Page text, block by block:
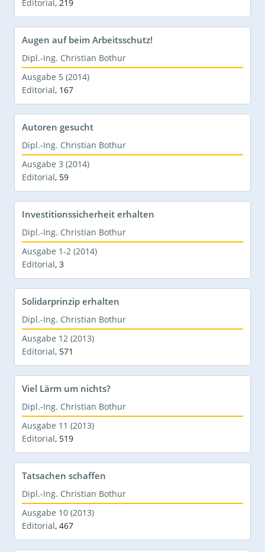
Editorial , 219
Augen auf beim Arbeitsschutz!
Dipl.-Ing. Christian Bothur
Ausgabe 5 (2014)
Editorial, 167
Autoren gesucht
Dipl.-Ing. Christian Bothur
Ausgabe 3 (2014)
Editorial, 59
Investitionssicherheit erhalten
Dipl.-Ing. Christian Bothur
Ausgabe 1-2 (2014)
Editorial, 3
Solidarprinzip erhalten
Dipl.-Ing. Christian Bothur
Ausgabe 12 (2013)
Editorial, 571
Viel Lärm um nichts?
Dipl.-Ing. Christian Bothur
Ausgabe 11 (2013)
Editorial, 519
Tatsachen schaffen
Dipl.-Ing. Christian Bothur
Ausgabe 10 (2013)
Editorial, 467